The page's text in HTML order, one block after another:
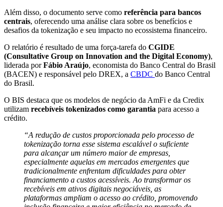
Além disso, o documento serve como referência para bancos
centrais, oferecendo uma análise clara sobre os benefícios e
desafios da tokenização e seu impacto no ecossistema financeiro.
O relatório é resultado de uma força-tarefa do CGIDE
(Consultative Group on Innovation and the Digital Economy),
liderada porFábio Araújo, economista do Banco Central do Brasil
(BACEN) e responsável pelo DREX, a CBDC do Banco Central
do Brasil.
O BIS destaca que os modelos de negócio da AmFi e da Credix
utilizam recebíveis tokenizados como garantia para acesso a
crédito.
“A redução de custos proporcionada pelo processo de
tokenização torna esse sistema escalável o suficiente
para alcançar um número maior de empresas,
especialmente aquelas em mercados emergentes que
tradicionalmente enfrentam dificuldades para obter
financiamento a custos acessíveis. Ao transformar os
recebíveis em ativos digitais negociáveis, as
plataformas ampliam o acesso ao crédito, promovendo